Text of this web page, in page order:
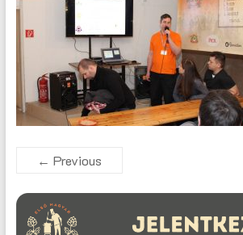
← Previous